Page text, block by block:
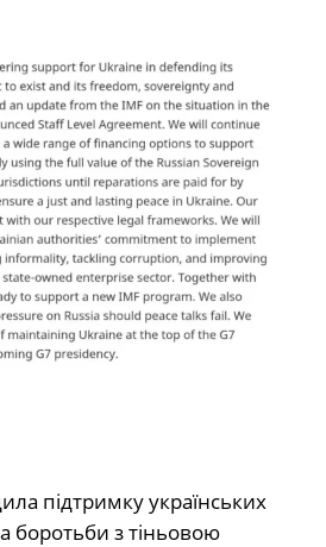
підтримку українських
з тіньовою